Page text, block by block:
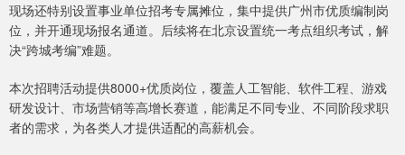
现场还特别设置事业单位招考专属摊位，集中提供广州市优质编制岗
位，并开通现场报名通道。后续将在北京设置统一考点组织考试，解
决“跨城考编”难题。
本次招聘活动提供8000+优质岗位，覆盖人工智能、软件工程、游戏
研发设计、市场营销等高增长赛道，能满足不同专业、不同阶段求职
者的需求，为各类人才提供适配的高薪机会。